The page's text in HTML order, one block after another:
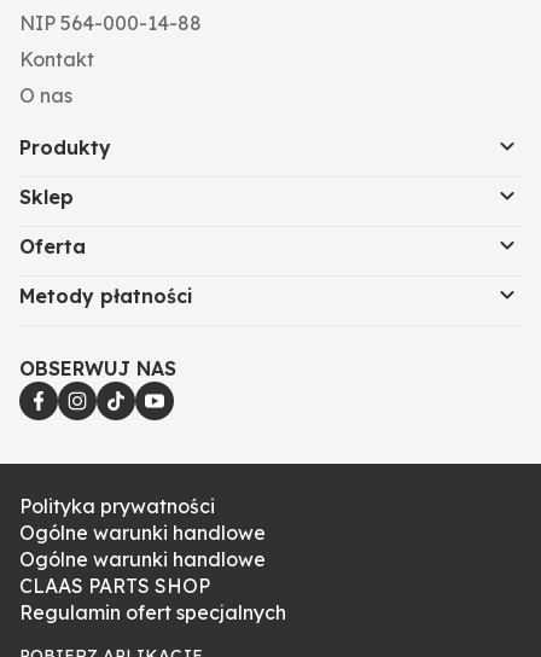
NIP 564-000-14-88
Kontakt
O nas
Produkty
Sklep
Oferta
Metody płatności
OBSERWUJ NAS
Polityka prywatności
Ogólne warunki handlowe
Ogólne warunki handlowe
CLAAS PARTS SHOP
Regulamin ofert specjalnych